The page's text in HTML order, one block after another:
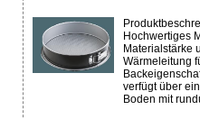
Hochwertiges
Materialstärke
Wärmeleitung
verfügt über
Boden mit